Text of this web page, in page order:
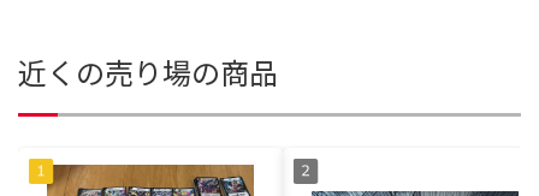
近くの売り場の商品